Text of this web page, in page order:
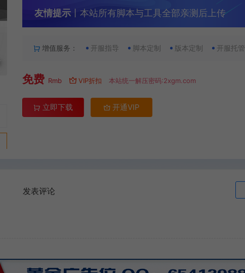
友情提示 丨本站所有脚本与工具全部亲测后上传
增值服务： 开服指导 脚本定制 版本定制 开服托管
免费 Rmb VIP折扣 本站统一解压密码:2xgm.com
立即下载 开通VIP
发表评论